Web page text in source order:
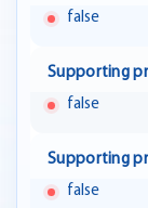
false
Supporting
false
Supporting
false